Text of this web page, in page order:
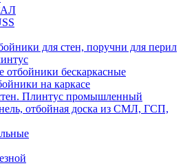
для стен, поручни для перил
отбойники бескаркасные
на каркасе
Плинтус промышленный
отбойная доска из СМЛ, ГСП,